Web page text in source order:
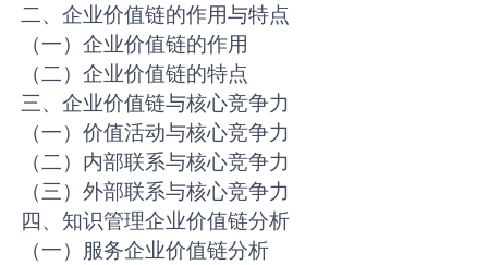
二、企业价值链的作用与特点
（一）企业价值链的作用
（二）企业价值链的特点
三、企业价值链与核心竞争力
（一）价值活动与核心竞争力
（二）内部联系与核心竞争力
（三）外部联系与核心竞争力
四、知识管理企业价值链分析
（一）服务企业价值链分析